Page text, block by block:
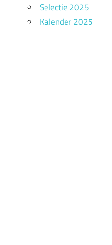
Selectie 2025
Kalender 2025